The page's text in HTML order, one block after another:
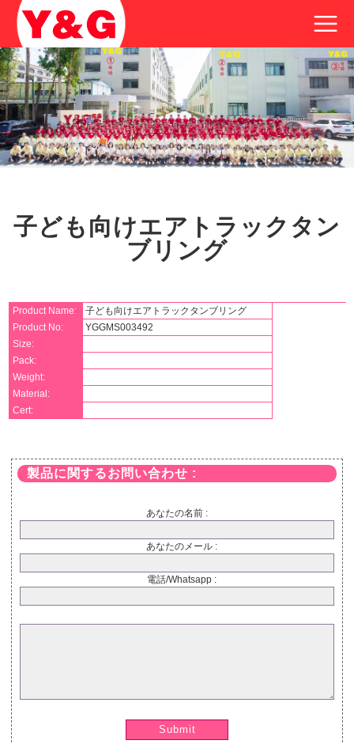
子ども向けエアトラックタン
ブリング
Product Name:
子ども向けエアトラックタンブリング
Product No:
YGGMS003492
Size:
Pack:
Weight:
Material:
Cert:
製品に関するお問い合わせ :
あなたの名前 :
あなたのメール :
電話/Whatsapp :
Submit